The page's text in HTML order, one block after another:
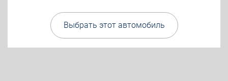
Выбрать этот автомобиль